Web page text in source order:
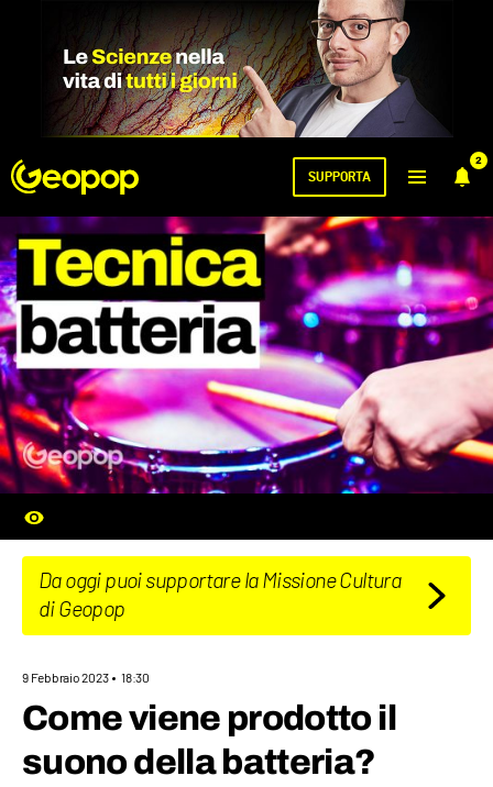
2
SUPPORTA
Da oggi puoi supportare la Missione Cultura
di Geopop
9 Febbraio 2023 18:30
Come viene prodotto il
suono della batteria?